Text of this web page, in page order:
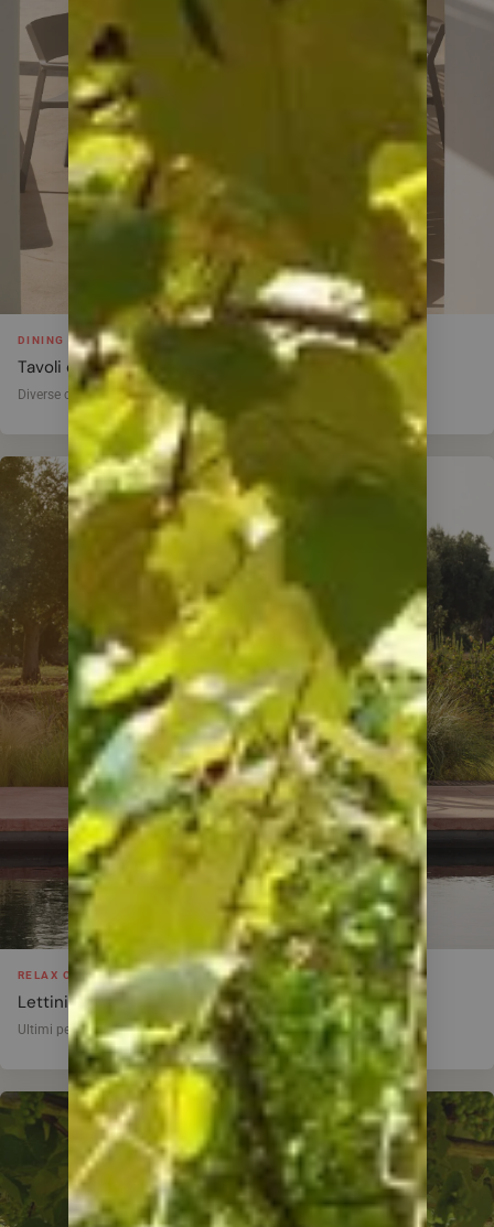
DINING OUTDOOR
Tavoli e sedute design
Diverse composizioni disponibili
RELAX OUTDOOR
Lettini e chaise-longue
Ultimi pezzi disponibili